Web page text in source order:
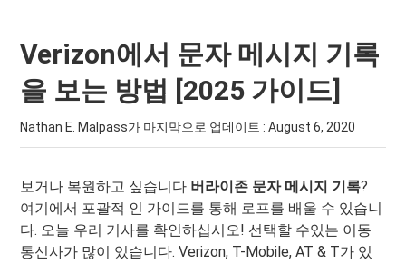
Verizon에서 문자 메시지 기록
을 보는 방법 [2025 가이드]
Nathan E. Malpass가 마지막으로 업데이트 :August 6, 2020
보거나 복원하고 싶습니다 버라이존 문자 메시지 기록?
여기에서 포괄적 인 가이드를 통해 로프를 배울 수 있습니
다. 오늘 우리 기사를 확인하십시오! 선택할 수있는 이동
통신사가 많이 있습니다. Verizon, T-Mobile, AT & T가 있